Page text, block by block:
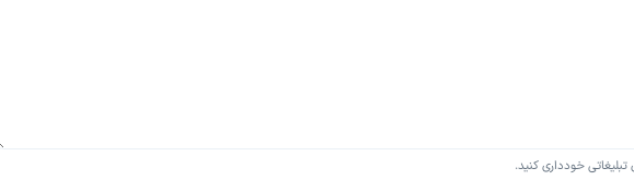
خودداری کنید.